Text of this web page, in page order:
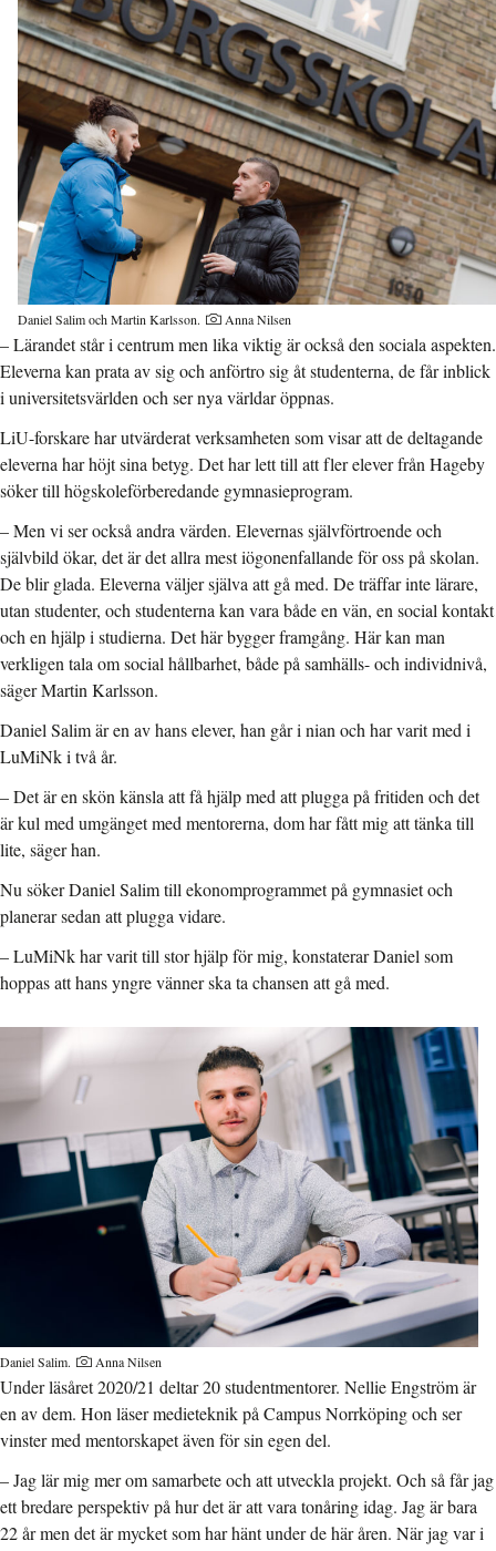
Daniel Salim och Martin Karlsson. Anna Nilsen
– Lärandet står i centrum men lika viktig är också den sociala aspekten.
Eleverna kan prata av sig och anförtro sig åt studenterna, de får inblick
i universitetsvärlden och ser nya världar öppnas.
LiU-forskare har utvärderat verksamheten som visar att de deltagande
eleverna har höjt sina betyg. Det har lett till att fler elever från Hageby
söker till högskoleförberedande gymnasieprogram.
– Men vi ser också andra värden. Elevernas självförtroende och
självbild ökar, det är det allra mest iögonenfallande för oss på skolan.
De blir glada. Eleverna väljer själva att gå med. De träffar inte lärare,
utan studenter, och studenterna kan vara både en vän, en social kontakt
och en hjälp i studierna. Det här bygger framgång. Här kan man
verkligen tala om social hållbarhet, både på samhälls- och individnivå,
säger Martin Karlsson.
Daniel Salim är en av hans elever, han går i nian och har varit med i
LuMiNk i två år.
– Det är en skön känsla att få hjälp med att plugga på fritiden och det
är kul med umgänget med mentorerna, dom har fått mig att tänka till
lite, säger han.
Nu söker Daniel Salim till ekonomprogrammet på gymnasiet och
planerar sedan att plugga vidare.
– LuMiNk har varit till stor hjälp för mig, konstaterar Daniel som
hoppas att hans yngre vänner ska ta chansen att gå med.
Daniel Salim. Anna Nilsen
Under läsåret 2020/21 deltar 20 studentmentorer. Nellie Engström är
en av dem. Hon läser medieteknik på Campus Norrköping och ser
vinster med mentorskapet även för sin egen del.
– Jag lär mig mer om samarbete och att utveckla projekt. Och så får jag
ett bredare perspektiv på hur det är att vara tonåring idag. Jag är bara
22 år men det är mycket som har hänt under de här åren. När jag var i